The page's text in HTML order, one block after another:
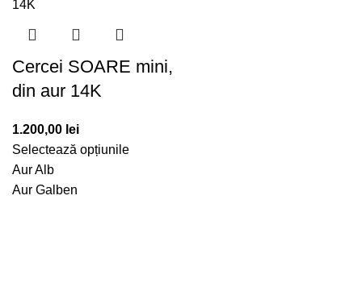
Cercei SOARE mini,
din aur 14K
1.200,00 lei
Selectează opțiunile
Aur Alb
Aur Galben